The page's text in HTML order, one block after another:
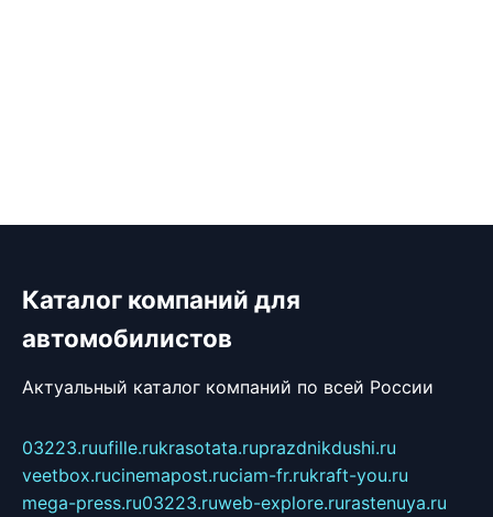
Каталог компаний для
автомобилистов
Актуальный каталог компаний по всей России
03223.ruufille.rukrasotata.ruprazdnikdushi.ru
veetbox.rucinemapost.ruciam-fr.rukraft-you.ru
mega-press.ru03223.ruweb-explore.rurastenuya.ru